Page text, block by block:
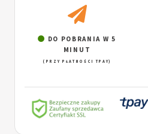
DO POBRANIA W 5
MINUT
(PRZY PŁATNOŚCI TPAY)